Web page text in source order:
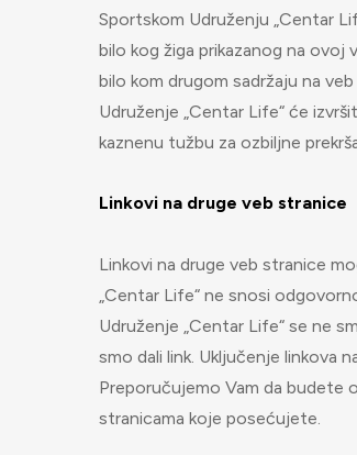
Sportskom Udruženju „Centar
bilo kog žiga prikazanog na ovoj
bilo kom drugom sadržaju na
Udruženje „Centar Life“ će
kaznenu tužbu za ozbiljne
Linkovi na druge veb stranice
Linkovi na druge veb stranice
„Centar Life“ ne snosi
Udruženje „Centar Life“ se ne
smo dali link. Uključenje linkova
Preporučujemo Vam da budete
stranicama koje posećujete.